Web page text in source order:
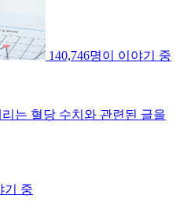
140,746명이 이야기 중
는 혈당 수치와 관련된 글을
기 중